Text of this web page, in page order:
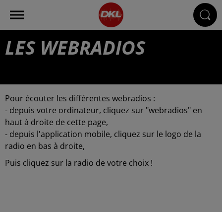
LES WEBRADIOS
Pour écouter les différentes webradios :
- depuis votre ordinateur, cliquez sur "webradios" en
haut à droite de cette page,
- depuis l'application mobile, cliquez sur le logo de la
radio en bas à droite,
Puis cliquez sur la radio de votre choix !